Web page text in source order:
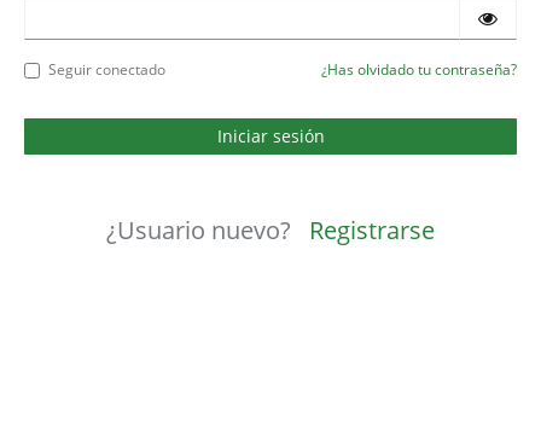
Seguir conectado ¿Has olvidado tu contraseña?
¿Usuario nuevo? Registrarse